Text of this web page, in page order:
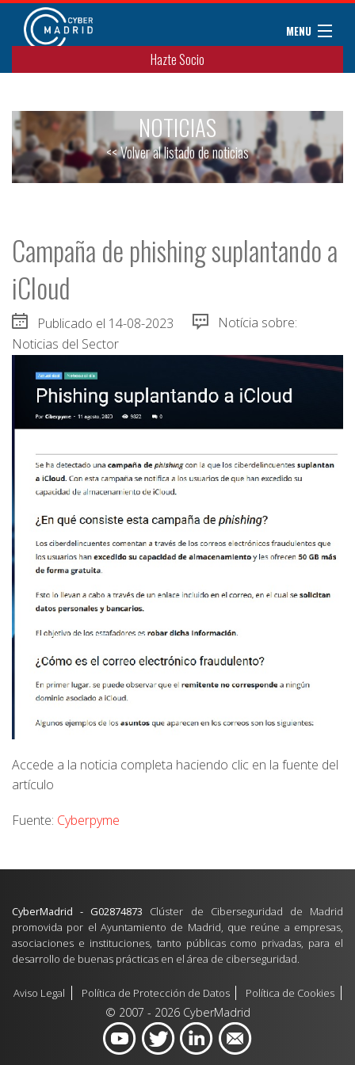
MENU
Sobre CyberMadrid
Noticias
Convenios
Miembros
Hazte Socio
NOTICIAS
<< Volver al listado de noticias
Campaña de phishing suplantando a
iCloud
Publicado el 14-08-2023
Notícia sobre:
Noticias del Sector
Accede a la noticia completa haciendo clic en la fuente del
artículo
Fuente: Cyberpyme
CyberMadrid - G02874873 Clúster de Ciberseguridad de Madrid
promovida por el Ayuntamiento de Madrid, que reúne a empresas,
asociaciones e instituciones, tanto públicas como privadas, para el
desarrollo de buenas prácticas en el área de ciberseguridad.
Aviso Legal Política de Protección de Datos Política de Cookies
© 2007 - 2026 CyberMadrid